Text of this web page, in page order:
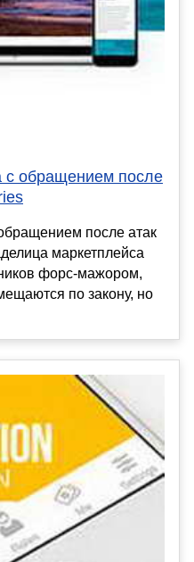
с обращением после
после атак
маркетплейса
форс-мажором,
по закону, но